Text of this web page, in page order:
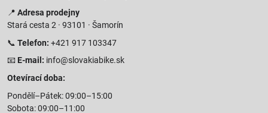
📍 Adresa prodejny
Stará cesta 2 · 93101 · Šamorín
📞 Telefon: +421 917 103347
📧 E-mail: info@slovakiabike.sk
Otevírací doba:
Pondělí–Pátek: 09:00–15:00
Sobota: 09:00–11:00